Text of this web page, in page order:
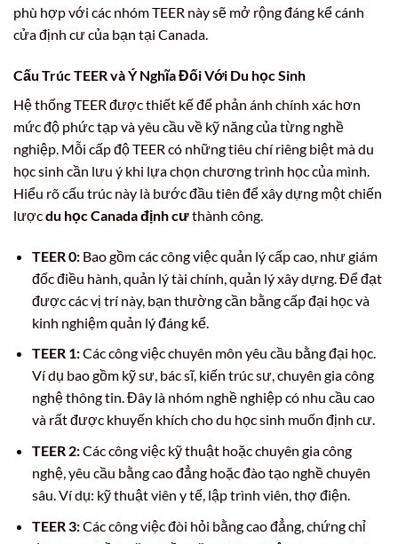
phù hợp với các nhóm TEER này sẽ mở rộng đáng kể cánh
cửa định cư của bạn tại Canada.
Cấu Trúc TEER và Ý Nghĩa Đối Với Du học Sinh
Hệ thống TEER được thiết kế để phản ánh chính xác hơn
mức độ phức tạp và yêu cầu về kỹ năng của từng nghề
nghiệp. Mỗi cấp độ TEER có những tiêu chí riêng biệt mà du
học sinh cần lưu ý khi lựa chọn chương trình học của mình.
Hiểu rõ cấu trúc này là bước đầu tiên để xây dựng một chiến
lượcdu học Canada định cưthành công.
TEER 0:Bao gồm các công việc quản lý cấp cao, như giám
đốc điều hành, quản lý tài chính, quản lý xây dựng. Để đạt
được các vị trí này, bạn thường cần bằng cấp đại học và
kinh nghiệm quản lý đáng kể.
TEER 1:Các công việc chuyên môn yêu cầu bằng đại học.
Ví dụ bao gồm kỹ sư, bác sĩ, kiến trúc sư, chuyên gia công
nghệ thông tin. Đây là nhóm nghề nghiệp có nhu cầu cao
và rất được khuyến khích cho du học sinh muốn định cư.
TEER 2:Các công việc kỹ thuật hoặc chuyên gia công
nghệ, yêu cầu bằng cao đẳng hoặc đào tạo nghề chuyên
sâu. Ví dụ: kỹ thuật viên y tế, lập trình viên, thợ điện.
TEER 3:Các công việc đòi hỏi bằng cao đẳng, chứng chỉ